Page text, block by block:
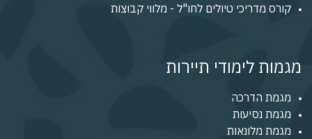
קורס מדריכי טיולים לחו"ל - מלווי קבוצות
מגמות לימודי תיירות
מגמת הדרכה
מגמת נסיעות
מגמת מלונאות